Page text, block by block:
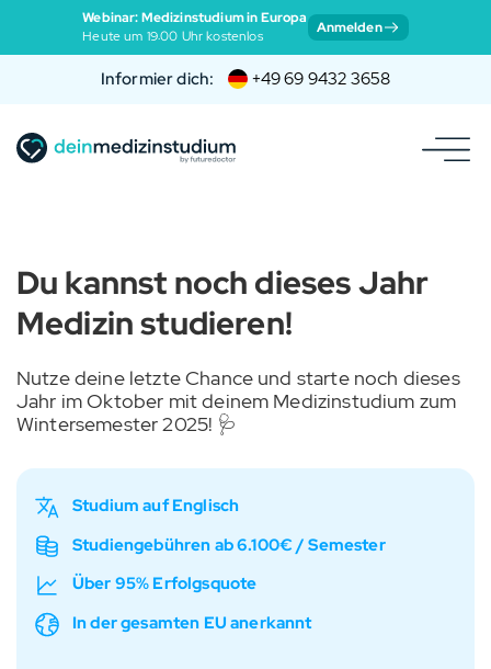
Webinar: Medizinstudium in Europa
Heute um 19:00 Uhr kostenlos
Anmelden
Informier dich: +49 69 9432 3658
Du kannst noch dieses Jahr
Medizin studieren!
Nutze deine letzte Chance und starte noch dieses
Jahr im Oktober mit deinem Medizinstudium zum
Wintersemester 2025! 🩺
Studium auf Englisch
Studiengebühren ab 6.100€ / Semester
Über 95% Erfolgsquote
In der gesamten EU anerkannt